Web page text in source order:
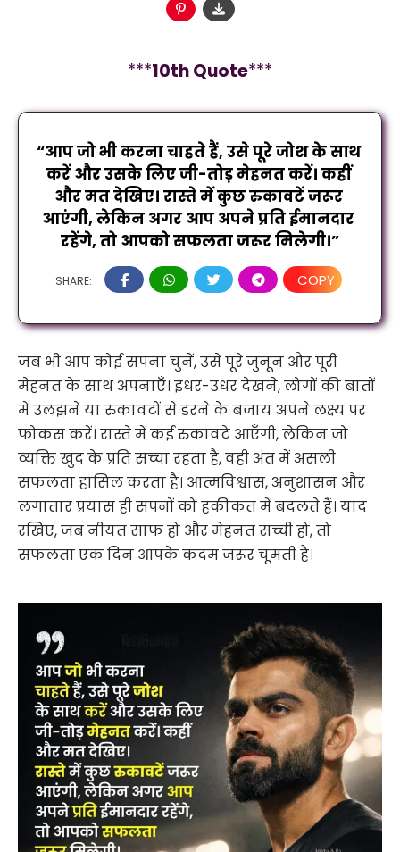
***10th Quote***
“आप जो भी करना चाहते हैं, उसे पूरे जोश के साथ
करें और उसके लिए जी-तोड़ मेहनत करें। कहीं
और मत देखिए। रास्ते में कुछ रुकावटें जरूर
आएंगी, लेकिन अगर आप अपने प्रति ईमानदार
रहेंगे, तो आपको सफलता जरूर मिलेगी।”
SHARE: COPY
जब भी आप कोई सपना चुनें, उसे पूरे जुनून और पूरी
मेहनत के साथ अपनाएँ। इधर-उधर देखने, लोगों की बातों
में उलझने या रुकावटों से डरने के बजाय अपने लक्ष्य पर
फोकस करें। रास्ते में कई रुकावटे आएँगी, लेकिन जो
व्यक्ति खुद के प्रति सच्चा रहता है, वही अंत में असली
सफलता हासिल करता है। आत्मविश्वास, अनुशासन और
लगातार प्रयास ही सपनों को हकीकत में बदलते हैं। याद
रखिए, जब नीयत साफ हो और मेहनत सच्ची हो, तो
सफलता एक दिन आपके कदम जरूर चूमती है।